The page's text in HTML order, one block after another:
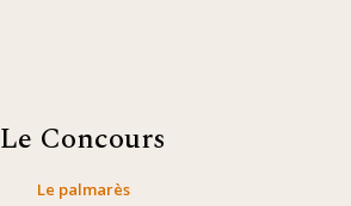
Le Concours
Le palmarès